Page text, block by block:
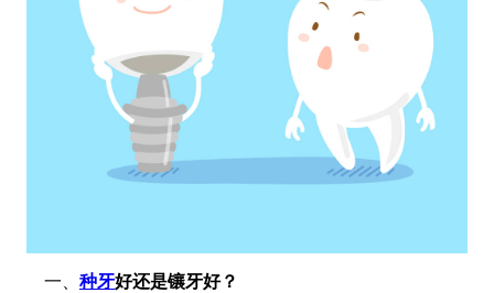
一、 种牙好还是镶牙好？